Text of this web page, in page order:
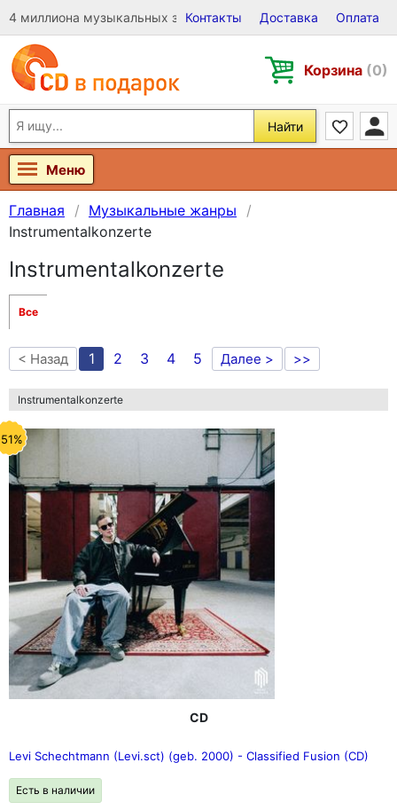
4 миллиона музыкальных записей на Виниле, CD и DVD
Контакты Доставка Оплата
Корзина (0)
Найти
Меню
Главная
Музыкальные жанры
Instrumentalkonzerte
Instrumentalkonzerte
Все
< Назад 1 2 3 4 5 Далее > >>
Instrumentalkonzerte
CD
Levi Schechtmann (Levi.sct) (geb. 2000) - Classified Fusion (CD)
Есть в наличии